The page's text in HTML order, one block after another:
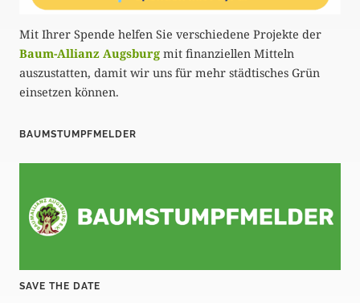
Mit Ihrer Spende helfen Sie verschiedene Projekte der
Baum-Allianz Augsburg mit finanziellen Mitteln
auszustatten, damit wir uns für mehr städtisches Grün
einsetzen können.
BAUMSTUMPFMELDER
SAVE THE DATE